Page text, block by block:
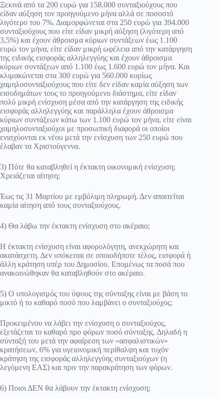
Ξεκινά από τα 200 ευρώ για 158.000 συνταξιούχους που
είδαν αύξηση τον προηγούμενο μήνα αλλά σε ποσοστό
λιγότερο του 7%. Διαμορφώνεται στα 250 ευρώ για 394.000
συνταξιούχους που είτε είδαν μικρή αύξηση (λιγότερη από
3,5%) και έχουν άθροισμα κύριων συντάξεων έως 1.100
ευρώ τον μήνα, είτε είδαν μικρή ωφέλεια από την κατάργηση
της ειδικής εισφοράς αλληλεγγύης και έχουν άθροισμα
κύριων συντάξεων από 1.100 έως 1.600 ευρώ τον μήνα. Και
κλιμακώνεται στα 300 ευρώ για 560.000 κυρίως
χαμηλοσυνταξιούχους που είτε δεν είδαν καμία αύξηση των
εισοδημάτων τους το προηγούμενο διάστημα, είτε είδαν
πολύ μικρή ενίσχυση μέσα από την κατάργηση της ειδικής
εισφοράς αλληλεγγύης και παράλληλα έχουν άθροισμα
κύριων συντάξεων κάτω των 1.100 ευρώ τον μήνα, είτε είναι
χαμηλοσυνταξιούχοι με προσωπική διαφορά οι οποίοι
ενισχύονται εκ νέου μετά την ενίσχυση των 250 ευρώ που
έλαβαν τα Χριστούγεννα.
3) Πότε θα καταβληθεί η έκτακτη οικονομική ενίσχυση;
Χρειάζεται αίτηση;
Έως τις 31 Μαρτίου με εμβόλιμη πληρωμή. Δεν απαιτείται
καμία αίτηση από τους συνταξιούχους.
4) Θα λάβω την έκτακτη ενίσχυση στο ακέραιο;
Η έκτακτη ενίσχυση είναι αφορολόγητη, ανεκχώρητη και
ακατάσχετη. Δεν υπόκειται σε οποιοδήποτε τέλος, εισφορά ή
άλλη κράτηση υπέρ του Δημοσίου. Επομένως τα ποσά που
ανακοινώθηκαν θα καταβληθούν στο ακέραιο.
5) Ο υπολογισμός του ύψους της σύνταξης είναι με βάση το
μικτό ή το καθαρό ποσό που λαμβάνει ο συνταξιούχος;
Προκειμένου να λάβει την ενίσχυση ο συνταξιούχος,
εξετάζεται το καθαρό προ φόρων ποσό σύνταξης. Δηλαδή η
σύνταξή του μετά την αφαίρεση των «ασφαλιστικών»
κρατήσεων, 6% για υγειονομική περίθαλψη και τυχόν
κράτηση της εισφοράς αλληλεγγύης συνταξιούχων (η
λεγόμενη ΕΑΣ) και πριν την παρακράτηση των φόρων.
6) Ποιοι ΔΕΝ θα λάβουν την έκτακτη ενίσχυση;